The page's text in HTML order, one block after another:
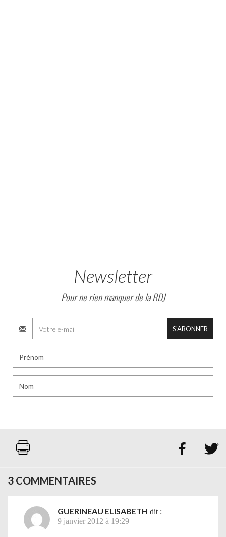
Newsletter
Pour ne rien manquer de la RDJ
S'ABONNER
Prénom
Nom
 
3 COMMENTAIRES
GUERINEAU ELISABETH dit :
9 janvier 2012 à 19:29